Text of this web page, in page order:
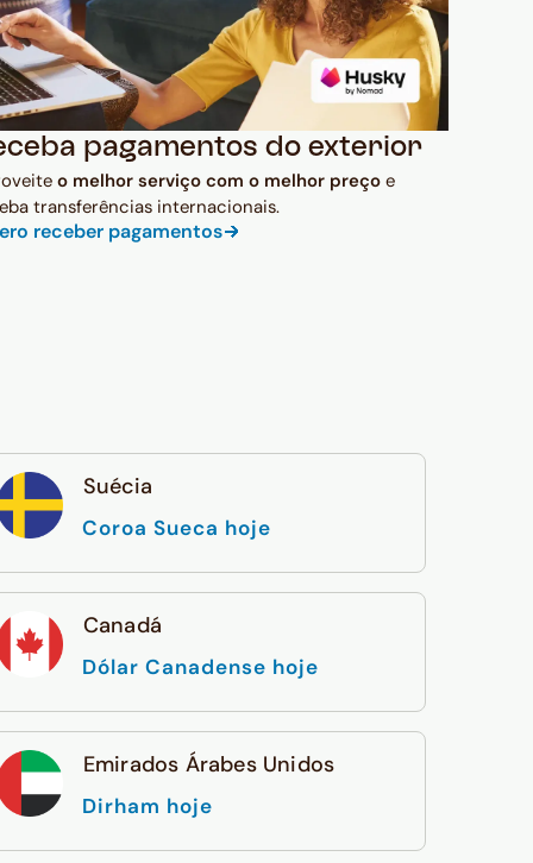
pagamentos do exterior
o melhor serviço com o melhor preço e
transferências internacionais.
receber pagamentos
Suécia
Coroa Sueca hoje
Canadá
Dólar Canadense hoje
Emirados Árabes Unidos
Dirham hoje